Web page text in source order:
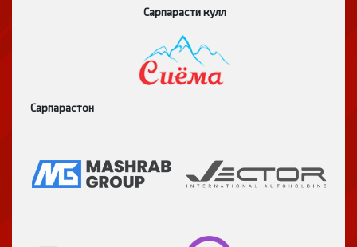
Сарпарасти кулл
Сарпарастон